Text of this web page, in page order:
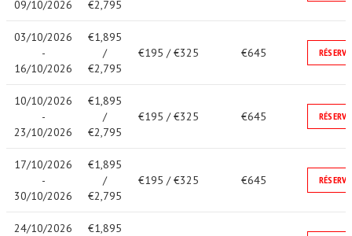
09/10/2026 €2,795
03/10/2026
-
16/10/2026
€1,895
/
€2,795
€195 / €325 €645
10/10/2026
-
23/10/2026
€1,895
/
€2,795
€195 / €325 €645
17/10/2026
-
30/10/2026
€1,895
/
€2,795
€195 / €325 €645
24/10/2026
€1,895